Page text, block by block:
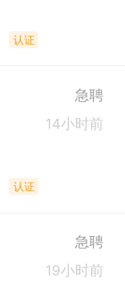
认证
急聘
14小时前
认证
急聘
19小时前